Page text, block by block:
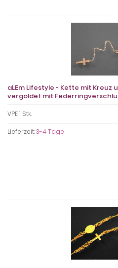
aLEm Lifestyle - Kette mit Kreuz
vergoldet mit
VPE 1 Stk.
Lieferzeit:3-4 Tage